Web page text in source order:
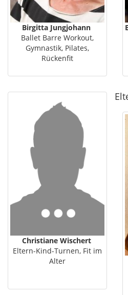
Birgitta Jungjohann
Ballet Barre Workout,
Gymnastik, Pilates,
Rückenfit
Christiane Wischert
Eltern-Kind-Turnen, Fit im
Alter